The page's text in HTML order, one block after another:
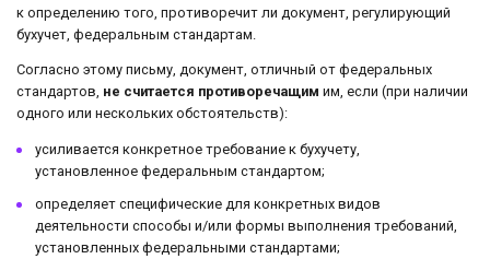
к определению того, противоречит ли документ, регулирующий
бухучет, федеральным стандартам.
Согласно этому письму, документ, отличный от федеральных
стандартов, не считается противоречащим им, если (при наличии
одного или нескольких обстоятельств):
усиливается конкретное требование к бухучету,
установленное федеральным стандартом;
определяет специфические для конкретных видов
деятельности способы и/или формы выполнения требований,
установленных федеральными стандартами;